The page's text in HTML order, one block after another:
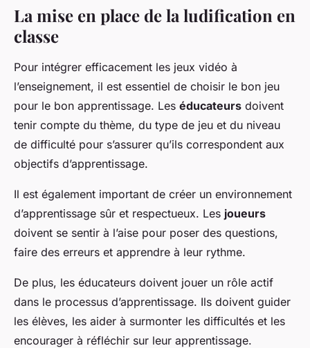
La mise en place de la ludification en
classe
Pour intégrer efficacement les jeux vidéo à
l’enseignement, il est essentiel de choisir le bon jeu
pour le bon apprentissage. Les éducateurs doivent
tenir compte du thème, du type de jeu et du niveau
de difficulté pour s’assurer qu’ils correspondent aux
objectifs d’apprentissage.
Il est également important de créer un environnement
d’apprentissage sûr et respectueux. Les joueurs
doivent se sentir à l’aise pour poser des questions,
faire des erreurs et apprendre à leur rythme.
De plus, les éducateurs doivent jouer un rôle actif
dans le processus d’apprentissage. Ils doivent guider
les élèves, les aider à surmonter les difficultés et les
encourager à réfléchir sur leur apprentissage.